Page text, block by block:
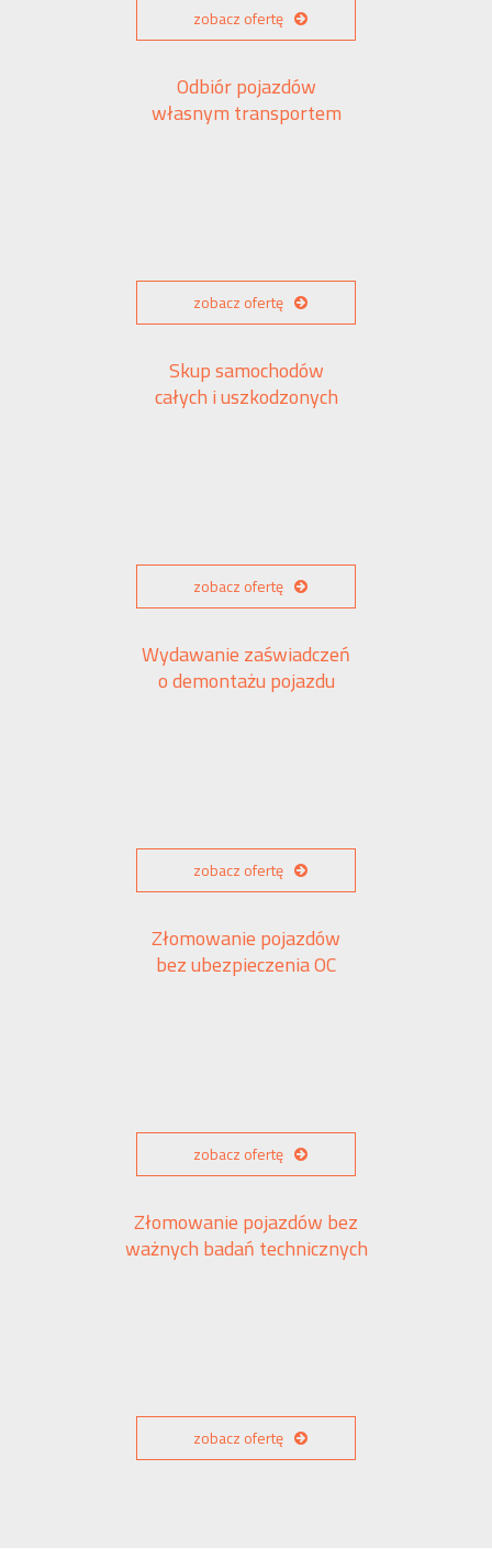
zobacz ofertę
Odbiór pojazdów
własnym transportem
zobacz ofertę
Skup samochodów
całych i uszkodzonych
zobacz ofertę
Wydawanie zaświadczeń
o demontażu pojazdu
zobacz ofertę
Złomowanie pojazdów
bez ubezpieczenia OC
zobacz ofertę
Złomowanie pojazdów bez
ważnych badań technicznych
zobacz ofertę